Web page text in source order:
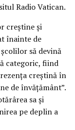
Radio Vatican.
creștine și
înainte de
să devină
categoric, fiind
creștină în
de învățământ”.
sa și
pe deplin a